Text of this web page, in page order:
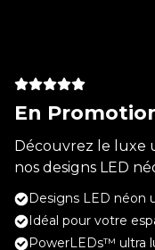
En
Découvrez le luxe
nos designs LED
Designs LED néon
Idéal pour votre
PowerLEDs™ ultra